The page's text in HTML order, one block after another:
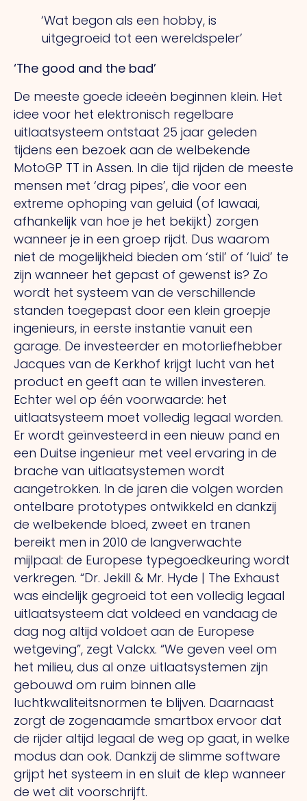
‘Wat begon als een hobby, is
uitgegroeid tot een wereldspeler’
‘The good and the bad’
De meeste goede ideeën beginnen klein. Het
idee voor het elektronisch regelbare
uitlaatsysteem ontstaat 25 jaar geleden
tijdens een bezoek aan de welbekende
MotoGP TT in Assen. In die tijd rijden de meeste
mensen met ‘drag pipes’, die voor een
extreme ophoping van geluid (of lawaai,
afhankelijk van hoe je het bekijkt) zorgen
wanneer je in een groep rijdt. Dus waarom
niet de mogelijkheid bieden om ‘stil’ of ‘luid’ te
zijn wanneer het gepast of gewenst is? Zo
wordt het systeem van de verschillende
standen toegepast door een klein groepje
ingenieurs, in eerste instantie vanuit een
garage. De investeerder en motorliefhebber
Jacques van de Kerkhof krijgt lucht van het
product en geeft aan te willen investeren.
Echter wel op één voorwaarde: het
uitlaatsysteem moet volledig legaal worden.
Er wordt geïnvesteerd in een nieuw pand en
een Duitse ingenieur met veel ervaring in de
brache van uitlaatsystemen wordt
aangetrokken. In de jaren die volgen worden
ontelbare prototypes ontwikkeld en dankzij
de welbekende bloed, zweet en tranen
bereikt men in 2010 de langverwachte
mijlpaal: de Europese typegoedkeuring wordt
verkregen. “Dr. Jekill & Mr. Hyde | The Exhaust
was eindelijk gegroeid tot een volledig legaal
uitlaatsysteem dat voldeed en vandaag de
dag nog altijd voldoet aan de Europese
wetgeving”, zegt Valckx. “We geven veel om
het milieu, dus al onze uitlaatsystemen zijn
gebouwd om ruim binnen alle
luchtkwaliteitsnormen te blijven. Daarnaast
zorgt de zogenaamde smartbox ervoor dat
de rijder altijd legaal de weg op gaat, in welke
modus dan ook. Dankzij de slimme software
grijpt het systeem in en sluit de klep wanneer
de wet dit voorschrijft.